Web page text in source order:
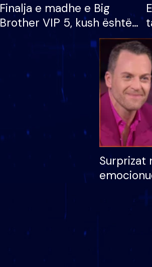
Finalja e madhe e Big
Brother VIP 5, kush është
banori i parë që lë shtëpinë
dhe humb mundësinë për
të fituar çmimin e madh
Surprizat